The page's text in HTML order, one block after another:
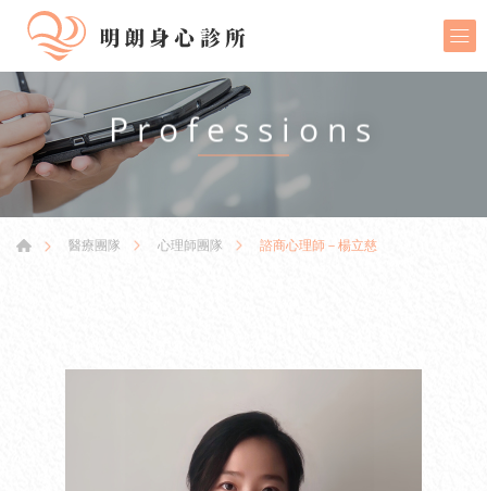
Professions
醫療團隊 心理師團隊 諮商心理師－楊立慈